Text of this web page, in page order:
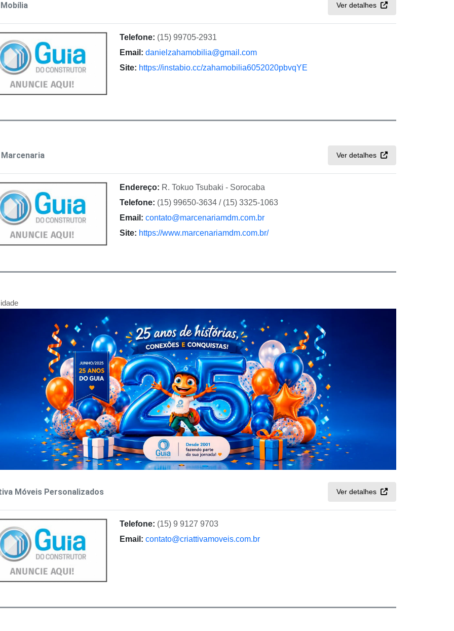
Ver detalhes
Telefone: (15) 99705-2931
Email: danielzahamobilia@gmail.com
Site: https://instabio.cc/zahamobilia6052020pbvqYE
Ver detalhes
Endereço: R. Tokuo Tsubaki - Sorocaba
Telefone: (15) 99650-3634 / (15) 3325-1063
Email: contato@marcenariamdm.com.br
Site: https://www.marcenariamdm.com.br/
Móveis Personalizados Ver detalhes
Telefone: (15) 9 9127 9703
Email: contato@criattivamoveis.com.br